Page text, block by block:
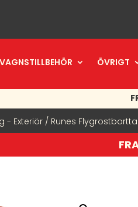
ÖVRIGT
- Exteriör / Runes